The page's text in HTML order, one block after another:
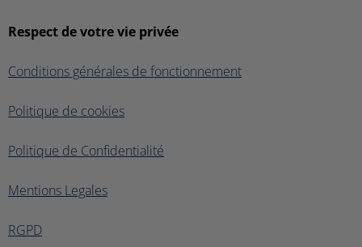
Respect de votre vie privée
Conditions générales de fonctionnement
Politique de cookies
Politique de Confidentialité
Mentions Legales
RGPD